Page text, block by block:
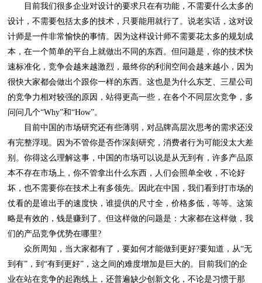
问问几个“Why”和“How”。
们的产品竞争优势在哪里?